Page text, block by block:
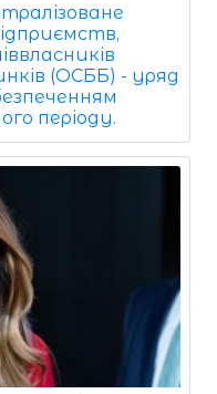
(ОСББ) - уряд
періоду.